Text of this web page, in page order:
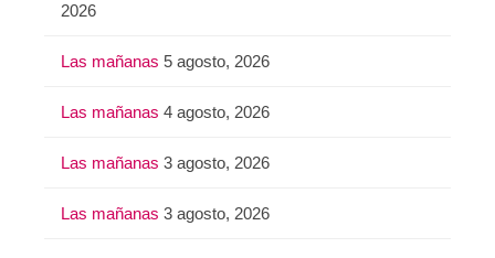
2026
Las mañanas 5 agosto, 2026
Las mañanas 4 agosto, 2026
Las mañanas 3 agosto, 2026
Las mañanas 3 agosto, 2026